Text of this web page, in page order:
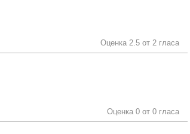
Оценка 2.5 от 2 гласа
Оценка 0 от 0 гласа